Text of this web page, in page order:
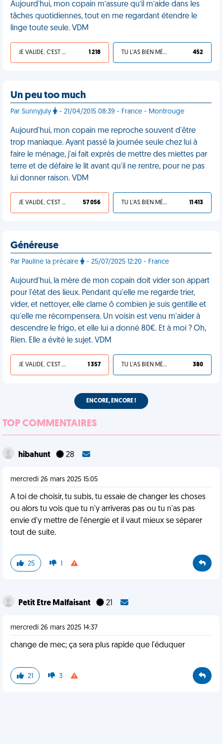
Aujourd'hui, mon copain m’assure qu’il m’aide dans les
tâches quotidiennes, tout en me regardant étendre le
linge toute seule. VDM
JE VALIDE, C'EST UNE VDM 1 218 TU L'AS BIEN MÉRITÉ 452
Un peu too much
Par Sunnyjuly - 21/04/2015 08:39 - France - Montrouge
Aujourd'hui, mon copain me reproche souvent d'être
trop maniaque. Ayant passé la journée seule chez lui à
faire le ménage, j'ai fait exprès de mettre des miettes par
terre et de défaire le lit avant qu'il ne rentre, pour ne pas
lui donner raison. VDM
JE VALIDE, C'EST UNE VDM 57 056 TU L'AS BIEN MÉRITÉ 11 413
Généreuse
Par Pauline la précaire - 25/07/2025 12:20 - France
Aujourd'hui, la mère de mon copain doit vider son appart
pour l'état des lieux. Pendant qu'elle me regarde trier,
vider, et nettoyer, elle clame ô combien je suis gentille et
qu'elle me récompensera. Un voisin est venu m'aider à
descendre le frigo, et elle lui a donné 80€. Et à moi ? Oh,
Rien. Elle a évité le sujet. VDM
JE VALIDE, C'EST UNE VDM 1 357 TU L'AS BIEN MÉRITÉ 380
ENCORE, ENCORE !
TOP COMMENTAIRES
hibahunt 28
mercredi 26 mars 2025 15:05
A toi de choisir, tu subis, tu essaie de changer les choses
ou alors tu vois que tu n'y arriveras pas ou tu n'as pas
envie d'y mettre de l'énergie et il vaut mieux se séparer
tout de suite.
25 1
Petit Etre Malfaisant 21
mercredi 26 mars 2025 14:37
change de mec; ça sera plus rapide que l'éduquer
21 3